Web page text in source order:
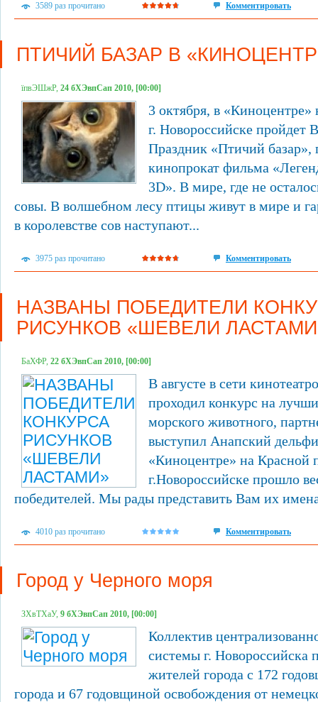
3589 раз прочитано Комментировать
ПТИЧИЙ БАЗАР В
їпвЭШжР, 24 бХЭвпСап 2010, [00:00]
3 октября, в
г. Новороссийске пройдет
Праздник «Птичий
кинопрокат фильма
3D». В мире, где не
совы. В волшебном лесу птицы живут в мире и
в королевстве сов наступают...
3975 раз прочитано Комментировать
НАЗВАНЫ ПОБЕДИТЕЛИ
РИСУНКОВ «ШЕВЕЛИ
БаХФР, 22 бХЭвпСап 2010, [00:00]
В августе в сети
проходил конкурс на
морского животного,
выступил Анапский
«Киноцентре» на Красной
г.Новороссийске прошло
победителей. Мы рады представить Вам их
4010 раз прочитано Комментировать
Город у Черного моря
ЗХвТХаУ, 9 бХЭвпСап 2010, [00:00]
Коллектив
системы г. Новороссийска
жителей города с 172
города и 67 годовщиной освобождения от